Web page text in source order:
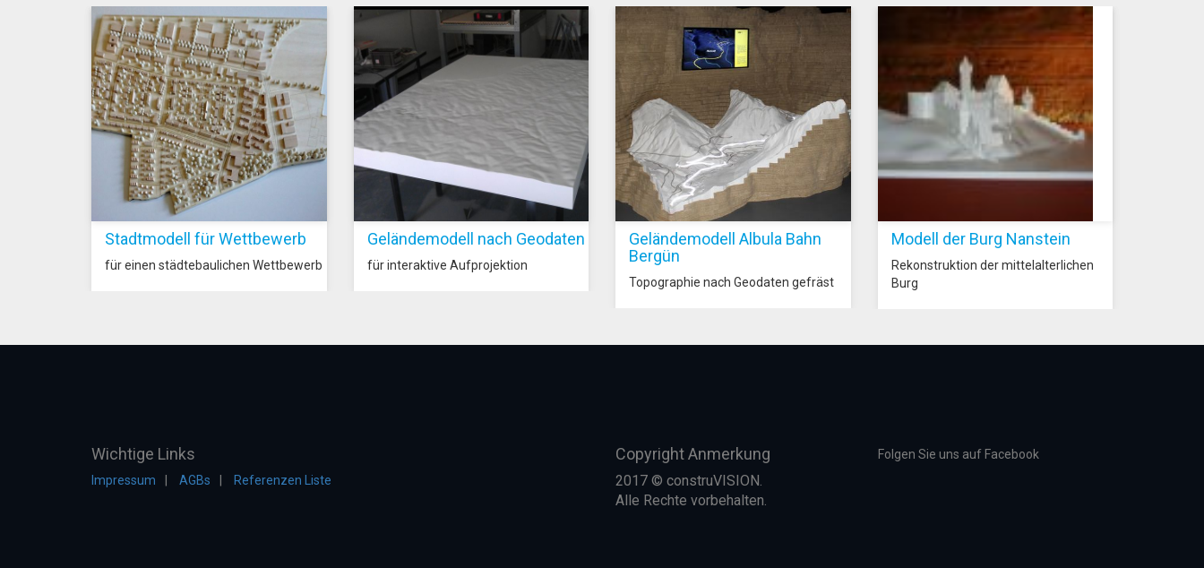
Stadtmodell für Wettbewerb
für einen städtebaulichen Wettbewerb
Geländemodell nach Geodaten
für interaktive Aufprojektion
Geländemodell Albula Bahn
Bergün
Topographie nach Geodaten gefräst
Modell der Burg Nanstein
Rekonstruktion der mittelalterlichen
Burg
Wichtige Links
Impressum AGBs Referenzen Liste
Copyright Anmerkung
2017 © construVISION.
Alle Rechte vorbehalten.
Folgen Sie uns auf Facebook